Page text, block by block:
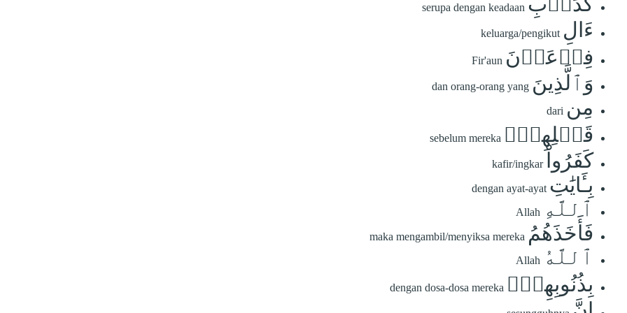
serupa dengan keadaan
ءَالِ keluarga/pengikut
فِرۡعَوۡنَ Fir'aun
وَٱلَّذِينَ dan orang-orang yang
مِن dari
قَبۡلِهِمۡۚ sebelum mereka
كَفَرُواْ kafir/ingkar
بِـَٔايَٰتِ dengan ayat-ayat
ٱللَّهِ Allah
فَأَخَذَهُمُ maka mengambil/menyiksa mereka
ٱللَّهُ Allah
بِذُنُوبِهِمۡۚ dengan dosa-dosa mereka